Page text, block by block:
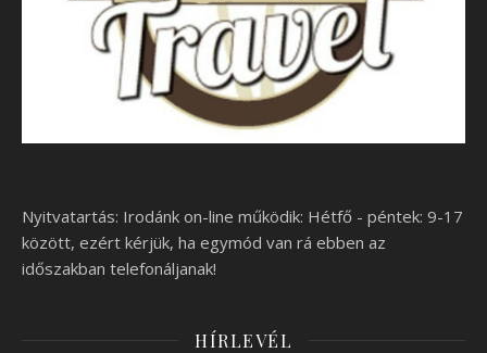
Nyitvatartás: Irodánk on-line működik: Hétfő - péntek: 9-17
között, ezért kérjük, ha egymód van rá ebben az
időszakban telefonáljanak!
HÍRLEVÉL